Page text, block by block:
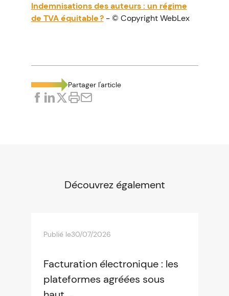
Indemnisations des auteurs : un régime
de TVA équitable ?- © Copyright WebLex
Partager l'article
Découvrez également
Publié le30/07/2026
Facturation électronique : les
plateformes agréées sous